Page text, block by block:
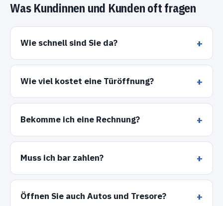
Was Kundinnen und Kunden oft fragen
Wie schnell sind Sie da?
Wie viel kostet eine Türöffnung?
Bekomme ich eine Rechnung?
Muss ich bar zahlen?
Öffnen Sie auch Autos und Tresore?